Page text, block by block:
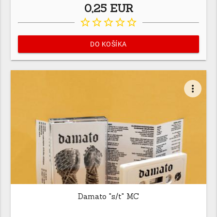
0,25 EUR
star_borderstar_borderstar_borderstar_borderstar_border
DO KOŠÍKA
more_vert
Damato "s/t" MC